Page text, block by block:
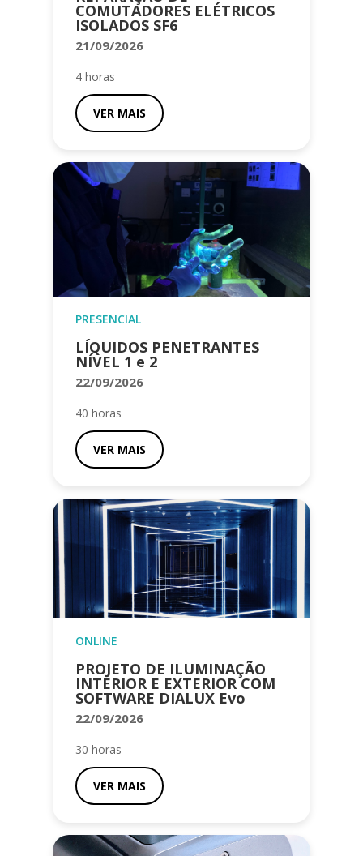
COMUTADORES ELÉTRICOS
ISOLADOS SF6
21/09/2026
4 horas
VER MAIS
PRESENCIAL
LÍQUIDOS PENETRANTES
NÍVEL 1 e 2
22/09/2026
40 horas
VER MAIS
ONLINE
PROJETO DE ILUMINAÇÃO
INTERIOR E EXTERIOR COM
SOFTWARE DIALUX Evo
22/09/2026
30 horas
VER MAIS